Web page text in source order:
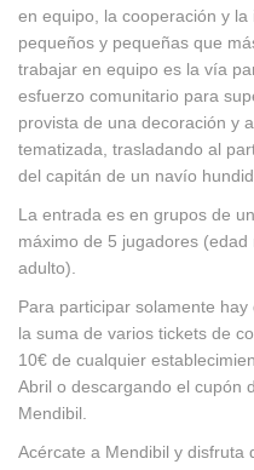
en equipo, la cooperación y
pequeños y pequeñas que
trabajar en equipo es la vía
esfuerzo comunitario para
provista de una decoración y
tematizada, trasladando al
del capitán de un navío
La entrada es en grupos de
máximo de 5 jugadores
adulto).
Para participar solamente
la suma de varios tickets de
10€ de cualquier
Abril o descargando el cupón
Mendibil.
Acércate a Mendibil y disfruta